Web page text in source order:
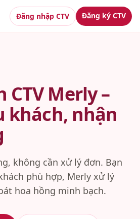
Đăng nhập CTV Đăng ký CTV
Merly –
khách, nhận
không cần xử lý đơn. Bạn
phù hợp, Merly xử lý
hoa hồng minh bạch.